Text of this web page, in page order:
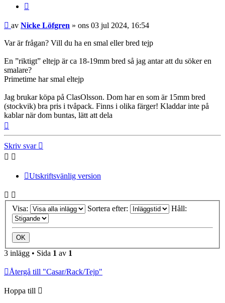
Inlägg
av Nicke Löfgren » ons 03 jul 2024, 16:54
Var är frågan? Vill du ha en smal eller bred tejp
En ”riktigt” eltejp är ca 18-19mm bred så jag antar att du söker en
smalare?
Primetime har smal eltejp
Jag brukar köpa på ClasOlsson. Dom har en som är 15mm bred
(stockvik) bra pris i tvåpack. Finns i olika färger! Kladdar inte på
kablar när dom buntas, lätt att dela
Skriv svar
Utskriftsvänlig version
Visa: Sortera efter: Håll:
3 inlägg • Sida 1 av 1
Återgå till "Casar/Rack/Tejp"
Hoppa till